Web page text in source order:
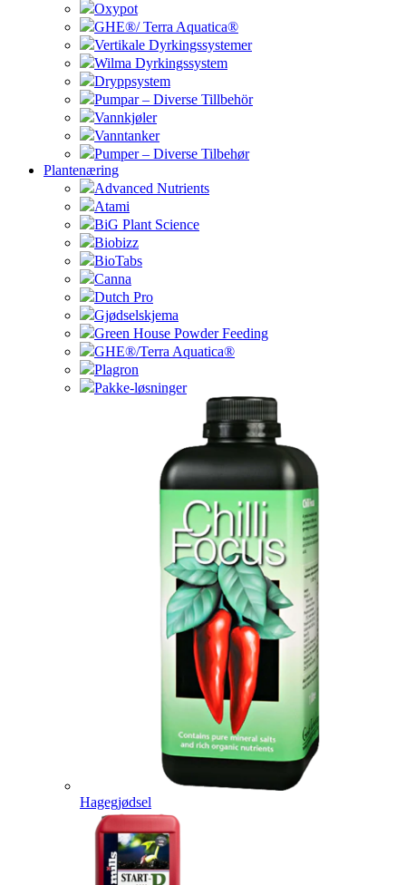
Oxypot
GHE®/ Terra Aquatica®
Vertikale Dyrkingssystemer
Wilma Dyrkingssystem
Dryppsystem
Pumpar – Diverse Tillbehör
Vannkjøler
Vanntanker
Pumper – Diverse Tilbehør
Plantenæring
Advanced Nutrients
Atami
BiG Plant Science
Biobizz
BioTabs
Canna
Dutch Pro
Gjødselskjema
Green House Powder Feeding
GHE®/Terra Aquatica®
Plagron
Pakke-løsninger
Hagegjødsel